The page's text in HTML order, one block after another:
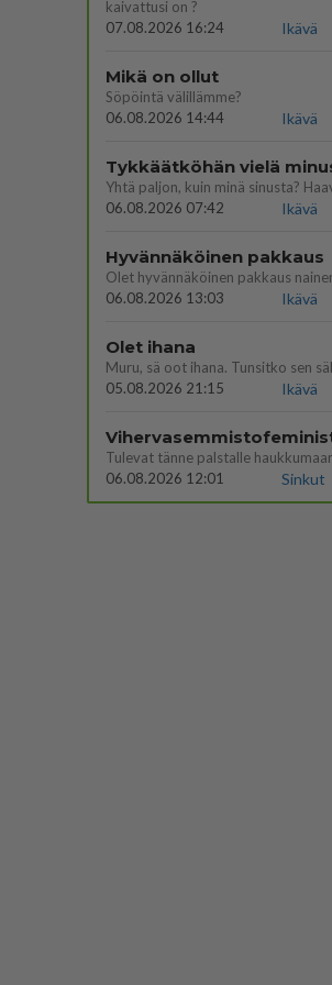
kaivattusi on ?
07.08.2026 16:24
Ikävä
Mikä on ollut
Söpöintä välillämme?
06.08.2026 14:44
Ikävä
Tykkäätköhän vielä
06.08.2026 07:42
Ikävä
Hyvännäköinen pakkaus
Olet hyvännäköinen pakkaus
06.08.2026 13:03
Ikävä
Olet ihana
Muru, sä oot ihana. Tunsitko sen
05.08.2026 21:15
Ikävä
06.08.2026 12:01
Sinkut